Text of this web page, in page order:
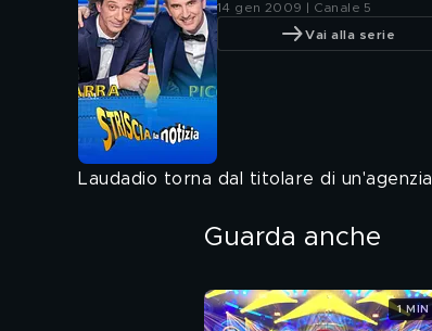
14 gen 2009 | Canale 5
Vai alla serie
Laudadio torna dal titolare di un'agenzia
Guarda anche
1 MIN